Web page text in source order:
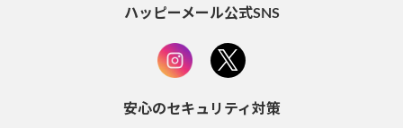
ハッピーメール公式SNS
安心のセキュリティ対策